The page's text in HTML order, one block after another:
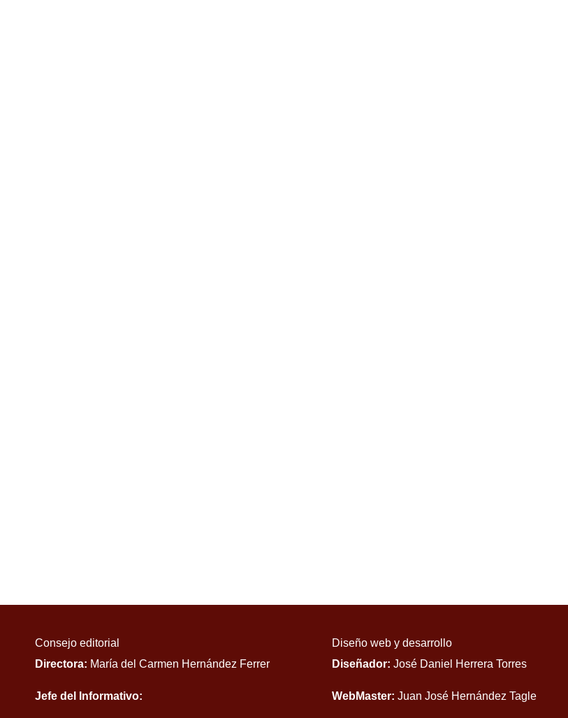
Consejo editorial
Directora: María del Carmen Hernández Ferrer
Jefe del Informativo:
Diseño web y desarrollo
Diseñador: José Daniel Herrera Torres
WebMaster: Juan José Hernández Tagle